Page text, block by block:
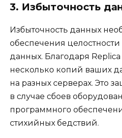
3. Избыточность
Избыточность данных
обеспечения
данных. Благодаря Replica
несколько копий ваших
на разных серверах. Это
в случае сбоев
программного
стихийных бедствий.